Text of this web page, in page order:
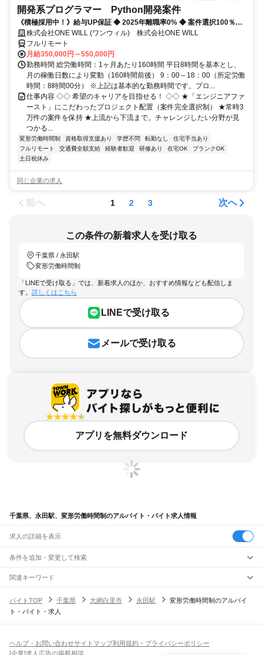
開発系プログラマー Python開発案件
《積極採用中！》給与UP保証 ◆ 2025年離職率0% ◆ 案件選択100％！
◆ 平均残業7時間！
株式会社ONE WILL (ワンウィル) 株式会社ONE WILL
フルリモート
月給350,000円～550,000円
勤務時間 総労働時間：1ヶ月あたり160時間 平日8時間を基本とし、
月の稼働日数により変動（160時間前後） 9：00～18：00（所定労働
時間：8時間00分） ※上記は基本的な勤務時間です。プロ...
仕事内容 ◇◇ 希望のキャリアを目指せる！ ◇◇ ★「エンジニアファ
ースト」にこだわったプロジェクト配置（案件完全選択制） ★常時3
万件の案件を保持 ★上流から下流まで。チャレンジしたい分野が見
つかる...
変形労働時間制 資格取得支援あり 学歴不問 転勤なし
住宅手当あり
フルリモート
交通費全額支給 経験者歓迎 研修あり 在宅OK
ブランクOK
土日祝休み
同じ企業の求人
前へ 1 2 3 次へ
この条件の新着求人を受け取る
千葉県 / 永田駅
変形労働時間制
「LINEで受け取る」では、新着求人のほか、おすすめ情報なども配信しま
す。 詳しくはこちら
LINEで受け取る
メールで受け取る
アプリを無料ダウンロード
千葉県、永田駅、変形労働時間制のアルバイト・バイト求人情報
求人の詳細を表示
条件を追加・変更して検索
市区町村を追加・変更
千葉県すべて
千葉市 すべて
旭市習志野市柏市勝浦市市原市流山市八千代市我孫子市鴨川市鎌ケ谷市
駅を追加・変更
JR中央・総武線
職種を追加・変更
飲食・フードサービスすべて
ホールスタッフキッチンスタッフ
人気
関連キーワード
バイトTOP
千葉県 大網白里市 永田駅
変形労働時間制のアルバイ
ト・バイト・求人
ヘルプ・お問い合わせサイトマップ利用規約・プライバシーポリシー
[企業]求人広告の掲載相談